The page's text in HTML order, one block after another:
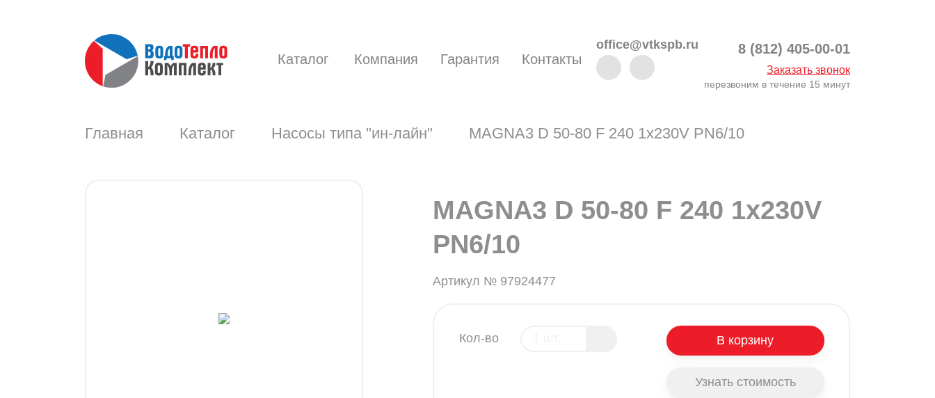
Каталог Компания Гарантия Контакты
office@vtkspb.ru 8 (812) 405-00-01
Заказать звонок
перезвоним в течение 15 минут
Главная Каталог Насосы типа "ин-лайн" MAGNA3 D 50-80 F 240 1x230V PN6/10
MAGNA3 D 50-80 F 240 1x230V
PN6/10
Артикул № 97924477
Кол-во В корзину
Узнать стоимость